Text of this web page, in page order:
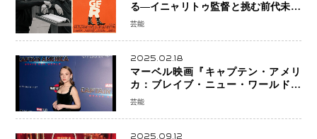
る―イニャリトゥ監督と挑む前代未聞
の大惨事コメディ「DIGGER ディガ
芸能
2025.02.18
マーベル映画『キャプテン・アメリ
カ：ブレイブ・ニュー・ワールド』
新ブラック・ウィドウ役のシラ・ハー
芸能
2025.09.12